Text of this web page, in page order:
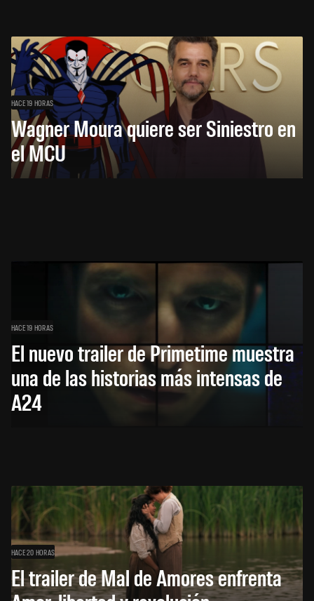
HACE 19 HORAS
Wagner Moura quiere ser Siniestro en
el MCU
HACE 19 HORAS
El nuevo trailer de Primetime muestra
una de las historias más intensas de
A24
HACE 20 HORAS
El trailer de Mal de Amores enfrenta